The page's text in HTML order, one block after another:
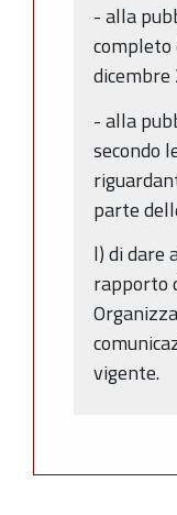
- alla
completo
dicembre
- alla
secondo
parte
l) di dare
rapporto
vigente.